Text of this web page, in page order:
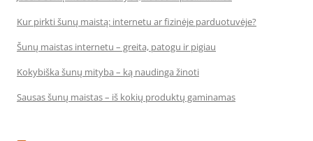
Kur pirkti šunų maistą: internetu ar fizinėje parduotuvėje?
Šunų maistas internetu – greita, patogu ir pigiau
Kokybiška šunų mityba – ką naudinga žinoti
Sausas šunų maistas – iš kokių produktų gaminamas